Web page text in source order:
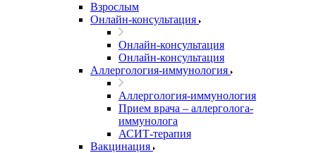
Взрослым
Онлайн-консультация
Онлайн-консультация
Онлайн-консультация
Аллергология-иммунология
Аллергология-иммунология
Прием врача – аллерголога-
иммунолога
АСИТ-терапия
Вакцинация